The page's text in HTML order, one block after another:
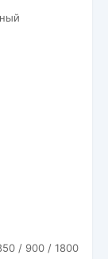
/ 900 / 1800